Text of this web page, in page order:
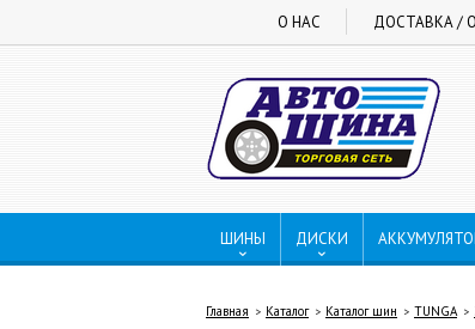
О НАС ДОСТАВКА /
ШИНЫ ДИСКИ
Главная Каталог Каталог шин TUNGA